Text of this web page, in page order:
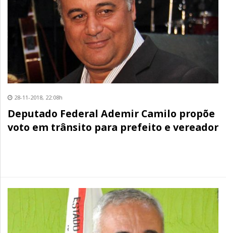
28-11-2018, 22:08h
Deputado Federal Ademir Camilo propõe
voto em trânsito para prefeito e vereador